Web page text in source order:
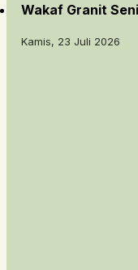
Wakaf Granit
Kamis, 23 Juli 2026